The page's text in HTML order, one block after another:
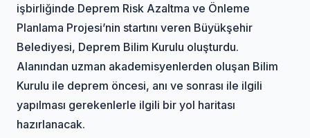
işbirliğinde Deprem Risk Azaltma ve Önleme
Planlama Projesi’nin startını veren Büyükşehir
Belediyesi, Deprem Bilim Kurulu oluşturdu.
Alanından uzman akademisyenlerden oluşan Bilim
Kurulu ile deprem öncesi, anı ve sonrası ile ilgili
yapılması gerekenlerle ilgili bir yol haritası
hazırlanacak.